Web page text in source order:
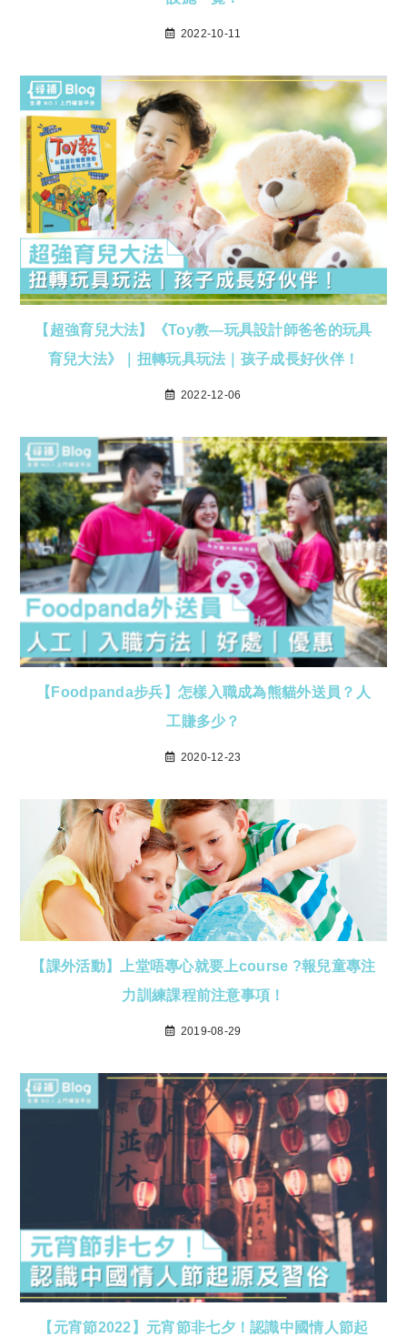
2022-10-11
【超強育兒大法】《Toy教—玩具設計師爸爸的玩具
育兒大法》｜扭轉玩具玩法｜孩子成長好伙伴！
2022-12-06
【Foodpanda步兵】怎樣入職成為熊貓外送員？人
工賺多少？
2020-12-23
【課外活動】上堂唔專心就要上course ?報兒童專注
力訓練課程前注意事項！
2019-08-29
【元宵節2022】元宵節非七夕！認識中國情人節起